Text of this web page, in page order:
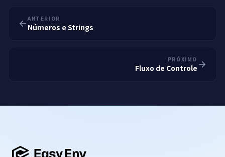
ANTERIOR
Números e Strings
PRÓXIMO
Fluxo de Controle